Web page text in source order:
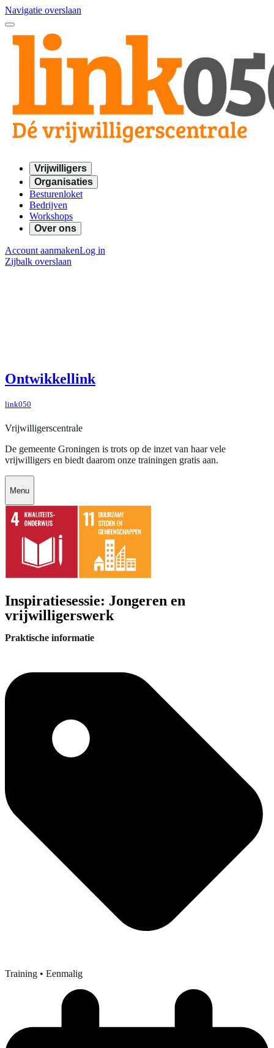
Navigatie overslaan
Vrijwilligers
Organisaties
Besturenloket
Bedrijven
Workshops
Over ons
Account aanmakenLog in
Zijbalk overslaan
Ontwikkellink
link050
Vrijwilligerscentrale
De gemeente Groningen is trots op de inzet van haar vele
vrijwilligers en biedt daarom onze trainingen gratis aan.
Menu
Inspiratiesessie: Jongeren en
vrijwilligerswerk
Praktische informatie
Training • Eenmalig